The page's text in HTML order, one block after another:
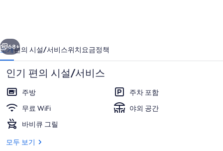
파
펜
션
의
사
진
갤
다음
68+
소개편의 시설/서비스위치요금정책
인기 편의 시설/서비스
주방
주차 포함
무료 WiFi
야외 공간
바비큐 그릴
모두 보기